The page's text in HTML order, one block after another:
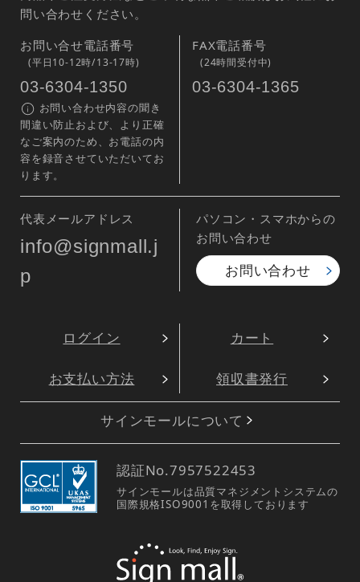
問い合わせください。
お問い合せ電話番号
(平日10-12時/13-17時)
03-6304-1350
お問い合わせ内容の聞き
間違い防止および、より正確
なご案内のため、お電話の内
容を録音させていただいてお
ります。
FAX電話番号
(24時間受付中)
03-6304-1365
代表メールアドレス
info@signmall.j
p
パソコン・スマホからの
お問い合わせ
お問い合わせ
ログイン カート
お支払い方法 領収書発行
サインモールについて
認証No.7957522453
サインモールは品質マネジメントシステムの
国際規格ISO9001を取得しております